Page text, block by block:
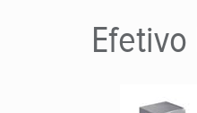
Efetivo